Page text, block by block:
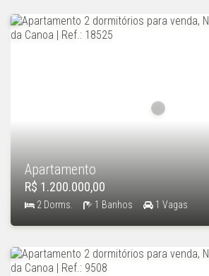
Apartamento
R$ 1.200.000,00
2 Dorms. 1 Banhos 1 Vagas